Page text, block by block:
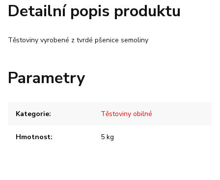
Detailní popis produktu
Těstoviny vyrobené z tvrdé pšenice semoliny
Parametry
Kategorie: Těstoviny obilné
Hmotnost: 5 kg